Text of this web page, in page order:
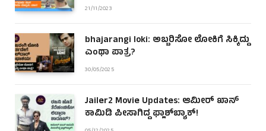
21/11/2023
bhajarangi loki: ಅಬ್ಬರಿಸೋ ಲೋಕಿಗೆ ಸಿಕ್ಕಿದ್ದು
ಎಂಥಾ ಪಾತ್ರ?
30/05/2025
Jailer2 Movie Updates: ಆಮೀರ್ ಖಾನ್
ಕಾಮಿಡಿ ಪೀಸಾಗಿದ್ದ ಫ್ಲಾಶ್‌ಬ್ಯಾಕ್!